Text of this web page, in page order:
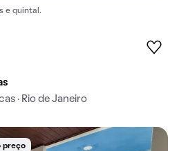
e quintal.
· Rio de Janeiro
preço